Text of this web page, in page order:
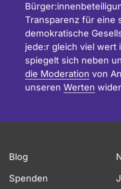
Transparenz für eine
demokratische
jede:r gleich viel wert
spiegelt sich neben
die Moderation von
unseren Werten
Blog
Spenden